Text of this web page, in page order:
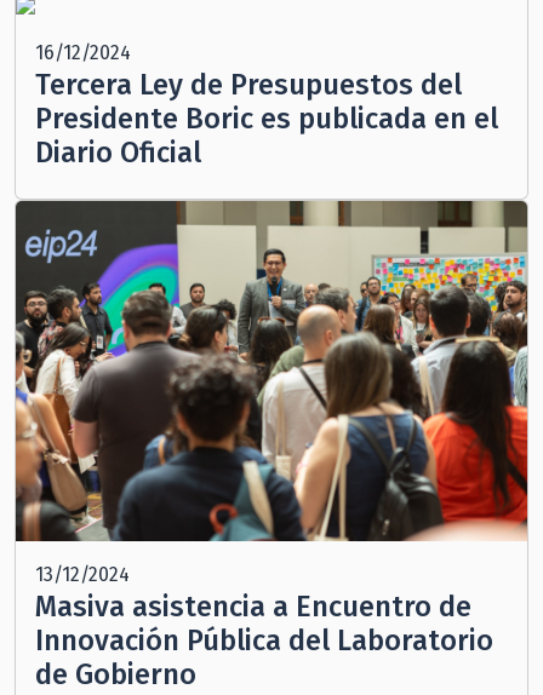
16/12/2024
Tercera Ley de Presupuestos del
Presidente Boric es publicada en el
Diario Oficial
13/12/2024
Masiva asistencia a Encuentro de
Innovación Pública del Laboratorio
de Gobierno